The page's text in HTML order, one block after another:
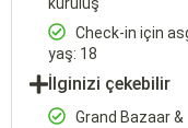
kuruluş
Check-in için
yaş: 18
İlginizi çekebilir
Grand Bazaar &